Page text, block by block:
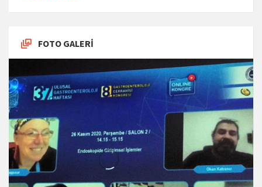
FOTO GALERİ